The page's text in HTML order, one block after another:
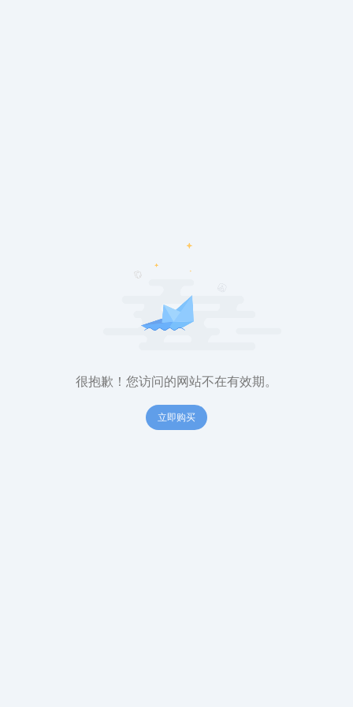
很抱歉！您访问的网站不在有效期。
立即购买